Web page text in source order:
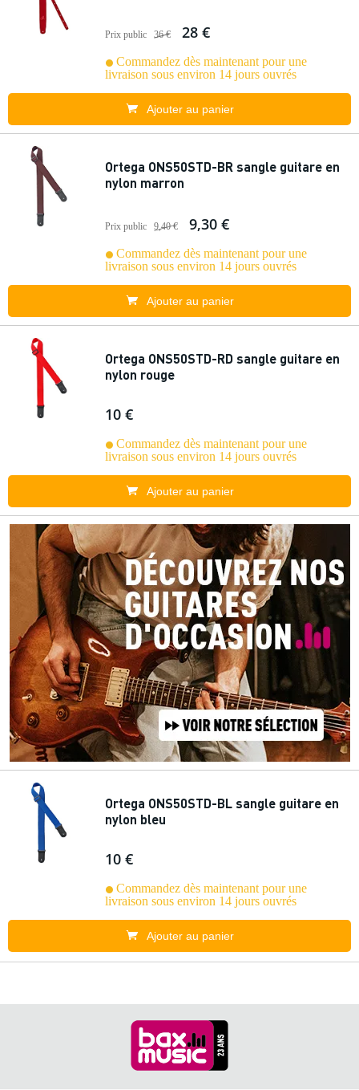
Prix public 36 € 28 €
Commandez dès maintenant pour une
livraison sous environ 14 jours ouvrés
Ajouter au panier
Ortega ONS50STD-BR sangle guitare en
nylon marron
Prix public 9,40 € 9,30 €
Commandez dès maintenant pour une
livraison sous environ 14 jours ouvrés
Ajouter au panier
Ortega ONS50STD-RD sangle guitare en
nylon rouge
10 €
Commandez dès maintenant pour une
livraison sous environ 14 jours ouvrés
Ajouter au panier
Ortega ONS50STD-BL sangle guitare en
nylon bleu
10 €
Commandez dès maintenant pour une
livraison sous environ 14 jours ouvrés
Ajouter au panier